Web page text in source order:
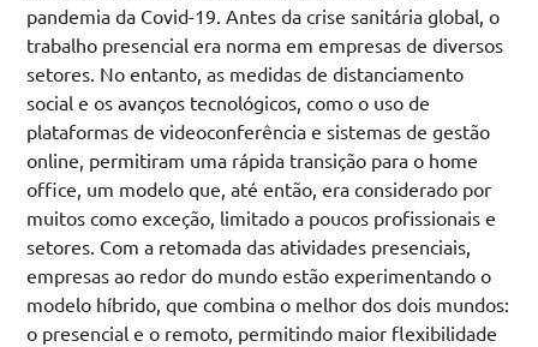
pandemia da Covid-19. Antes da crise sanitária global, o
trabalho presencial era norma em empresas de diversos
setores. No entanto, as medidas de distanciamento
social e os avanços tecnológicos, como o uso de
plataformas de videoconferência e sistemas de gestão
online, permitiram uma rápida transição para o home
office, um modelo que, até então, era considerado por
muitos como exceção, limitado a poucos profissionais e
setores. Com a retomada das atividades presenciais,
empresas ao redor do mundo estão experimentando o
modelo híbrido, que combina o melhor dos dois mundos:
o presencial e o remoto, permitindo maior flexibilidade